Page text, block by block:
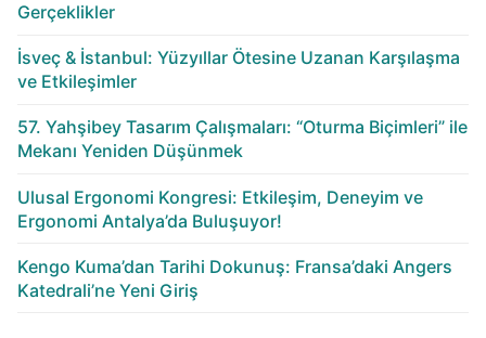
Gerçeklikler
İsveç & İstanbul: Yüzyıllar Ötesine Uzanan Karşılaşma
ve Etkileşimler
57. Yahşibey Tasarım Çalışmaları: “Oturma Biçimleri” ile
Mekanı Yeniden Düşünmek
Ulusal Ergonomi Kongresi: Etkileşim, Deneyim ve
Ergonomi Antalya’da Buluşuyor!
Kengo Kuma’dan Tarihi Dokunuş: Fransa’daki Angers
Katedrali’ne Yeni Giriş